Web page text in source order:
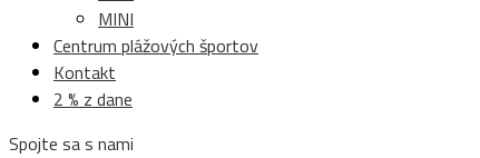
MINI
Centrum plážových športov
Kontakt
2 % z dane
Spojte sa s nami